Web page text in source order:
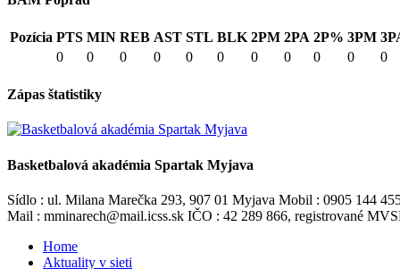
Pozícia PTS MIN REB AST STL BLK 2PM 2PA 2P% 3PM
0
0 0 0 0 0 0 0 0 0 0
Zápas štatistiky
Basketbalová akadémia Spartak Myjava
Sídlo : ul. Milana Marečka 293, 907 01 Myjava Mobil : 0905 144
Mail : mminarech@mail.icss.sk IČO : 42 289 866, registrované
Home
Aktuality v sieti